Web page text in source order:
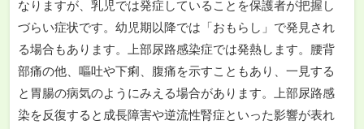
なりますが、乳児では発症していることを保護者が把握し
づらい症状です。幼児期以降では「おもらし」で発見され
る場合もあります。上部尿路感染症では発熱します。腰背
部痛の他、嘔吐や下痢、腹痛を示すこともあり、一見する
と胃腸の病気のようにみえる場合があります。上部尿路感
染を反復すると成長障害や逆流性腎症といった影響が表れ